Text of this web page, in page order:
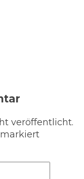
veröffentlicht.
markiert